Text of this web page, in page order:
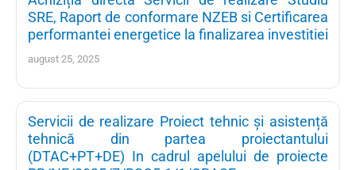
SRE, Raport de conformare NZEB si Certificarea
performantei energetice la finalizarea investitiei
august 25, 2025
Servicii de realizare Proiect tehnic și asistență
tehnică din partea proiectantului
(DTAC+PT+DE) In cadrul apelului de proiecte